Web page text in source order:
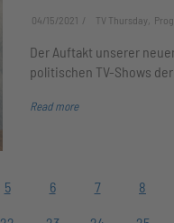
04/15/2021 TV Thursday,
Der Auftakt unserer
politischen TV-Shows der
Read more
5 6 7 8